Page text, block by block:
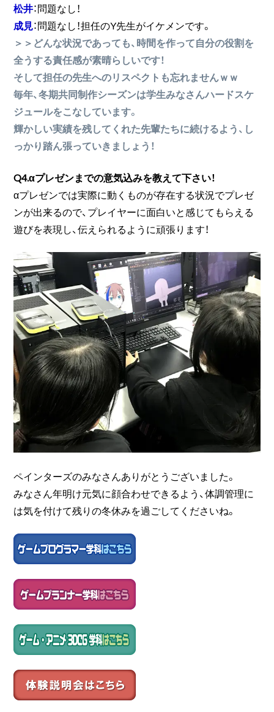
松井：問題なし！
成見：問題なし！担任のY先生がイケメンです。
＞＞どんな状況であっても、時間を作って自分の役割を
全うする責任感が素晴らしいです！
そして担任の先生へのリスペクトも忘れませんｗｗ
毎年、冬期共同制作シーズンは学生みなさんハードスケ
ジュールをこなしています。
輝かしい実績を残してくれた先輩たちに続けるよう、し
っかり踏ん張っていきましょう！
Q4.αプレゼンまでの意気込みを教えて下さい！
αプレゼンでは実際に動くものが存在する状況でプレゼ
ンが出来るので、プレイヤーに面白いと感じてもらえる
遊びを表現し、伝えられるように頑張ります！
ペインターズのみなさんありがとうございました。
みなさん年明け元気に顔合わせできるよう、体調管理に
は気を付けて残りの冬休みを過ごしてくださいね。